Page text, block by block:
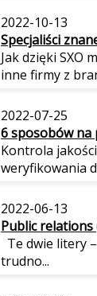
2022-10-13
Specjaliści
Jak dzięki SXO
inne firmy z
2022-07-25
6 sposobów
Kontrola
weryfikowania
2022-06-13
Public relations
Te dwie litery
trudno...